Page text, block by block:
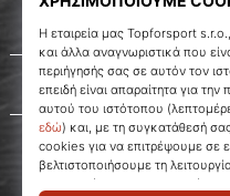
Σχετικά μ' εμάς
Εξυπηρέτηση πελατών